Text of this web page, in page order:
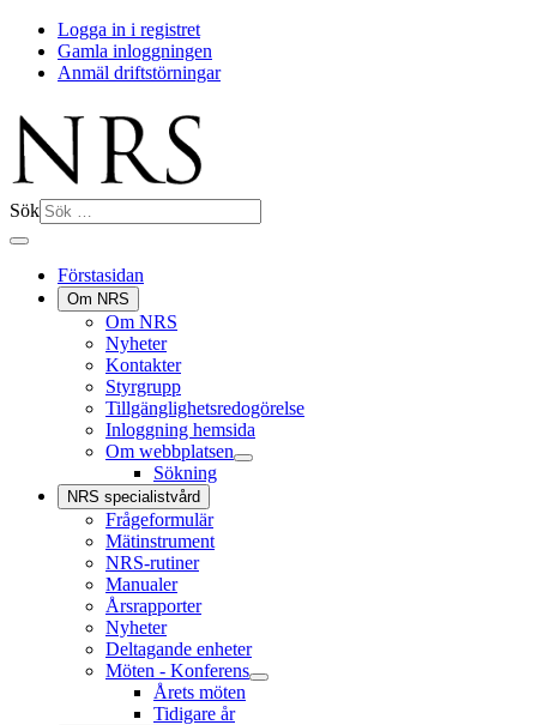
Logga in i registret
Gamla inloggningen
Anmäl driftstörningar
Sök
Förstasidan
Om NRS
Om NRS
Nyheter
Kontakter
Styrgrupp
Tillgänglighetsredogörelse
Inloggning hemsida
Om webbplatsen
Sökning
NRS specialistvård
Frågeformulär
Mätinstrument
NRS-rutiner
Manualer
Årsrapporter
Nyheter
Deltagande enheter
Möten - Konferens
Årets möten
Tidigare år